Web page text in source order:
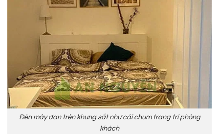
Đèn mây đan trên khung sắt như cái chum trang trí phòng
khách